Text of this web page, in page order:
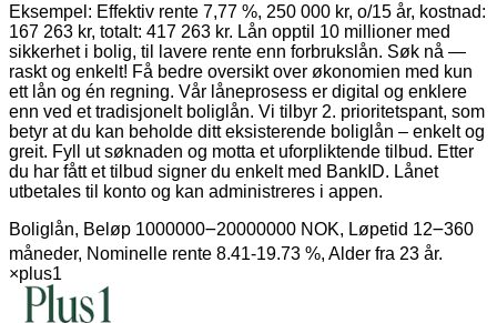
Eksempel: Effektiv rente 7,77 %, 250 000 kr, o/15 år, kostnad:
167 263 kr, totalt: 417 263 kr. Lån opptil 10 millioner med
sikkerhet i bolig, til lavere rente enn forbrukslån. Søk nå —
raskt og enkelt! Få bedre oversikt over økonomien med kun
ett lån og én regning. Vår låneprosess er digital og enklere
enn ved et tradisjonelt boliglån. Vi tilbyr 2. prioritetspant, som
betyr at du kan beholde ditt eksisterende boliglån – enkelt og
greit. Fyll ut søknaden og motta et uforpliktende tilbud. Etter
du har fått et tilbud signer du enkelt med BankID. Lånet
utbetales til konto og kan administreres i appen.
Boliglån, Beløp 1000000౼20000000 NOK, Løpetid 12౼360
måneder, Nominelle rente 8.41-19.73 %, Alder fra 23 år.
×plus1